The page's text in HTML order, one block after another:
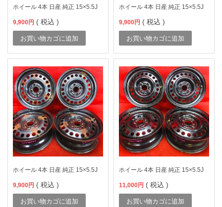
ホイール 4本 日産 純正 15×5.5J
9,900円 ( 税込 )
お買い物カゴに追加
ホイール 4本 日産 純正 15×5.5J
9,900円 ( 税込 )
お買い物カゴに追加
ホイール 4本 日産 純正 15×5.5J
9,900円 ( 税込 )
お買い物カゴに追加
ホイール 4本 日産 純正 15×5.5J
11,000円 ( 税込 )
お買い物カゴに追加